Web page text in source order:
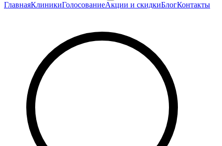
ГлавнаяКлиникиГолосованиеАкции и скидкиБлогКонтакты